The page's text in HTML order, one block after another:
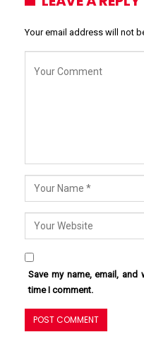
Your email address will not
Save my name, email,
time I comment.